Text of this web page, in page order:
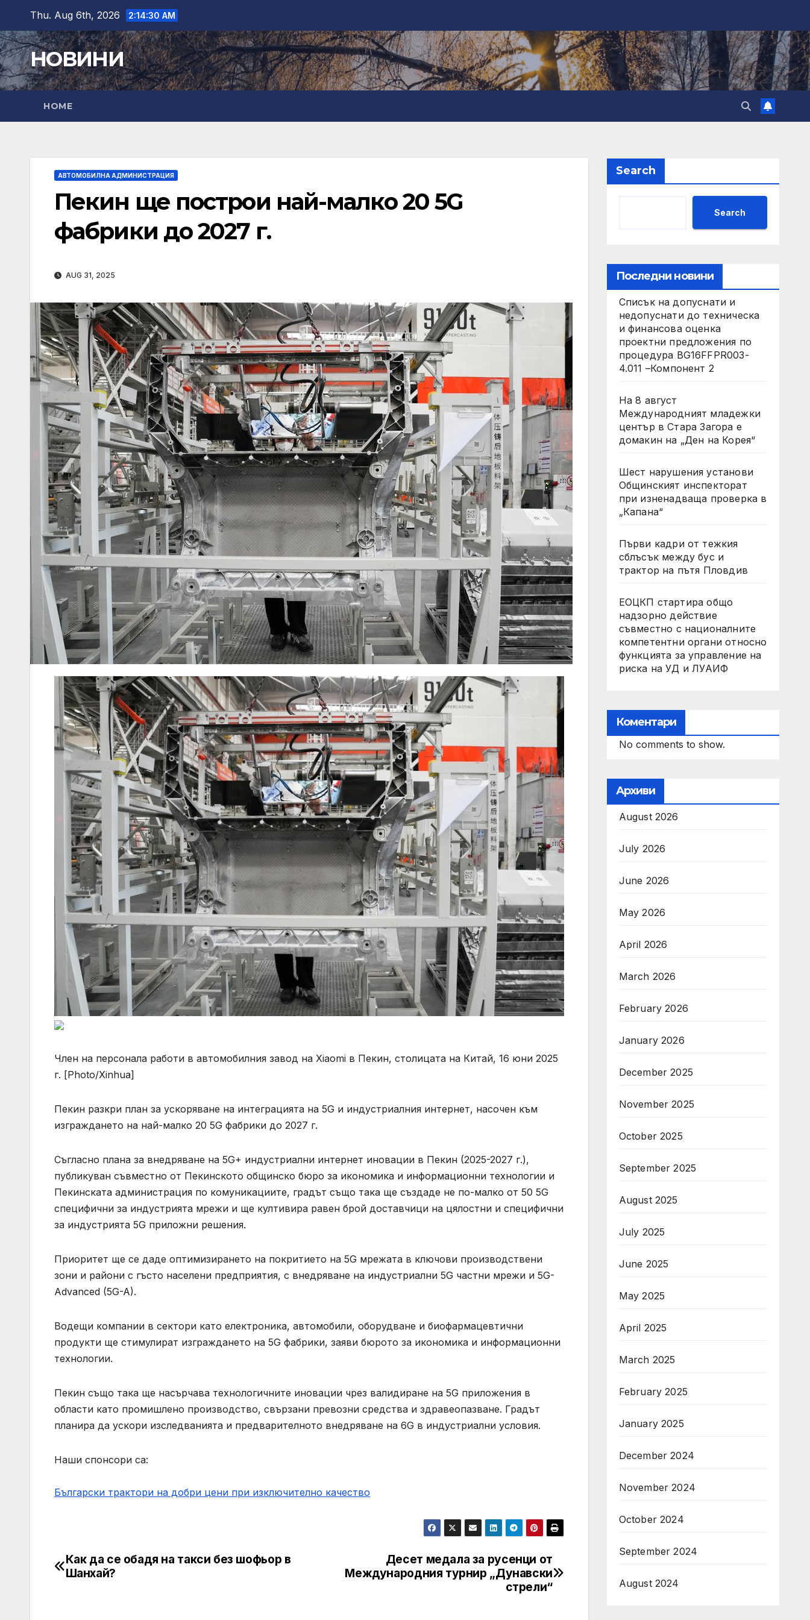
content
Thu. Aug 6th, 2026 2:14:31 AM
НОВИНИ
HOME
АВТОМОБИЛНА АДМИНИСТРАЦИЯ
Пекин ще построи най-малко 20 5G
фабрики до 2027 г.
AUG 31, 2025
Член на персонала работи в автомобилния завод на Xiaomi в Пекин, столицата на Китай, 16 юни 2025
г. [Photo/Xinhua]
Пекин разкри план за ускоряване на интеграцията на 5G и индустриалния интернет, насочен към
изграждането на най-малко 20 5G фабрики до 2027 г.
Съгласно плана за внедряване на 5G+ индустриални интернет иновации в Пекин (2025-2027 г.),
публикуван съвместно от Пекинското общинско бюро за икономика и информационни технологии и
Пекинската администрация по комуникациите, градът също така ще създаде не по-малко от 50 5G
специфични за индустрията мрежи и ще култивира равен брой доставчици на цялостни и специфични
за индустрията 5G приложни решения.
Приоритет ще се даде оптимизирането на покритието на 5G мрежата в ключови производствени
зони и райони с гъсто населени предприятия, с внедряване на индустриални 5G частни мрежи и 5G-
Advanced (5G-A).
Водещи компании в сектори като електроника, автомобили, оборудване и биофармацевтични
продукти ще стимулират изграждането на 5G фабрики, заяви бюрото за икономика и информационни
технологии.
Пекин също така ще насърчава технологичните иновации чрез валидиране на 5G приложения в
области като промишлено производство, свързани превозни средства и здравеопазване. Градът
планира да ускори изследванията и предварителното внедряване на 6G в индустриални условия.
Наши спонсори са:
Български трактори на добри цени при изключително качество
Post
Десет медала за русенци от
Международния турнир „Дунавски
стрели“
Как да се обадя на такси без шофьор в
Шанхай?
Search
Search
Последни новини
Списък на допуснати и
недопуснати до техническа
и финансова оценка
проектни предложения по
процедура BG16FFPR003-
4.011 –Компонент 2
На 8 август
Международният младежки
център в Стара Загора е
домакин на „Ден на Корея“
Шест нарушения установи
Общинският инспекторат
при изненадваща проверка в
„Капана“
Първи кадри от тежкия
сблъсък между бус и
трактор на пътя Пловдив
ЕОЦКП стартира общо
надзорно действие
съвместно с националните
компетентни органи относно
функцията за управление на
риска на УД и ЛУАИФ
Коментари
No comments to show.
Архиви
August 2026
July 2026
June 2026
May 2026
April 2026
March 2026
February 2026
January 2026
December 2025
November 2025
October 2025
September 2025
August 2025
July 2025
June 2025
May 2025
April 2025
March 2025
February 2025
January 2025
December 2024
November 2024
October 2024
September 2024
August 2024